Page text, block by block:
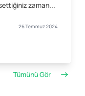
zaman...
26 Temmuz 2024
Tümünü Gör